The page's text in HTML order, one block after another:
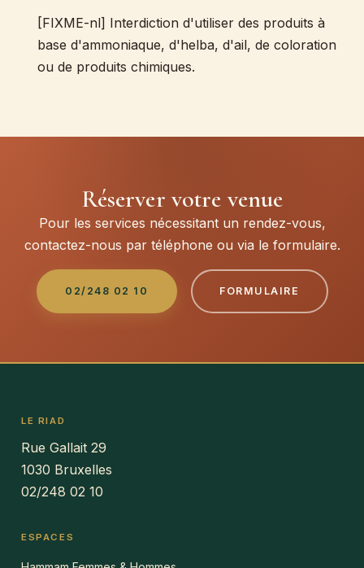
[FIXME-nl] Interdiction d'utiliser des produits à
base d'ammoniaque, d'helba, d'ail, de coloration
ou de produits chimiques.
Réserver votre venue
Pour les services nécessitant un rendez-vous,
contactez-nous par téléphone ou via le formulaire.
02/248 02 10 FORMULAIRE
LE RIAD
Rue Gallait 29
1030 Bruxelles
02/248 02 10
ESPACES